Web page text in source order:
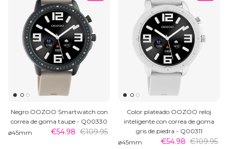
Negro OOZOO Smartwatch con
correa de goma taupe - Q00330
⌀45mm
€54.98 €109.95
Color plateado OOZOO reloj
inteligente con correa de goma
gris de piedra - Q00311
⌀45mm
€54.98 €109.95